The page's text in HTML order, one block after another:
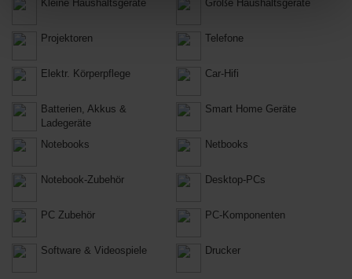
Kleine Haushaltsgeräte Große Haushaltsgeräte
Projektoren Telefone
Elektr. Körperpflege Car-Hifi
Batterien, Akkus &
Ladegeräte
Smart Home Geräte
Notebooks Netbooks
Notebook-Zubehör Desktop-PCs
PC Zubehör PC-Komponenten
Software & Videospiele Drucker